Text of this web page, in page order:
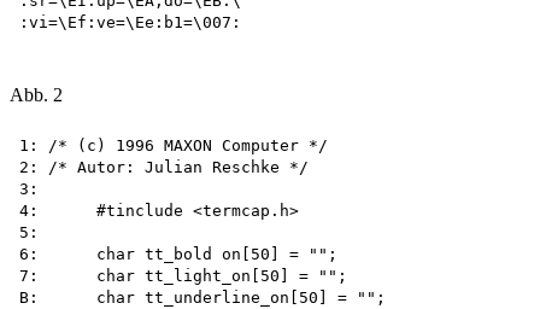
:vi=\Ef:ve=\Ee:b1=\007:
Abb. 2
1: /* (c) 1996 MAXON Computer */
2: /* Autor: Julian Reschke */
3:
4:	#tinclude <termcap.h>
5:
6:	char tt_bold on[50] = "";
7:	char tt_light_on[50] = "";
B:	char tt_underline_on[50] = "";